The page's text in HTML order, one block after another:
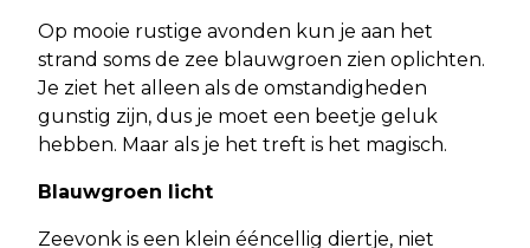
Op mooie rustige avonden kun je aan het
strand soms de zee blauwgroen zien oplichten.
Je ziet het alleen als de omstandigheden
gunstig zijn, dus je moet een beetje geluk
hebben. Maar als je het treft is het magisch.
Blauwgroen licht
Zeevonk is een klein ééncellig diertje, niet